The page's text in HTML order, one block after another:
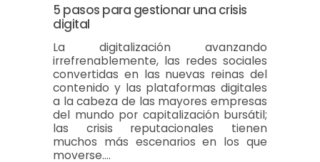
5 pasos para gestionar una crisis
digital
La digitalización avanzando
irrefrenablemente, las redes sociales
convertidas en las nuevas reinas del
contenido y las plataformas digitales
a la cabeza de las mayores empresas
del mundo por capitalización bursátil;
las crisis reputacionales tienen
muchos más escenarios en los que
moverse.…